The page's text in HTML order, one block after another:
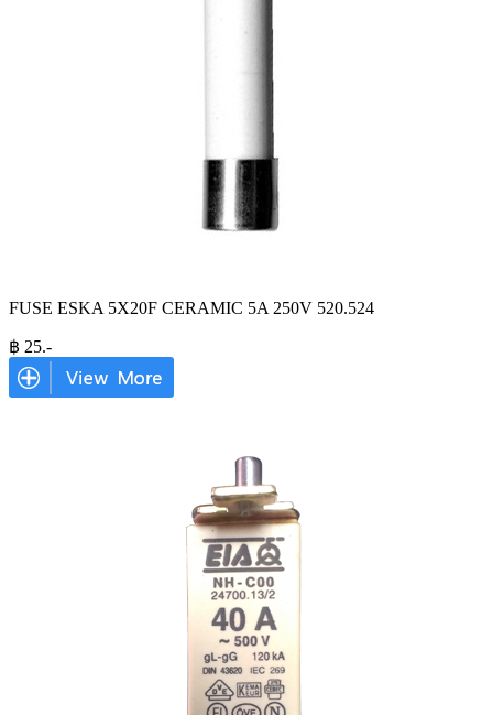
FUSE ESKA 5X20F CERAMIC 5A 250V 520.524
฿ 25.-